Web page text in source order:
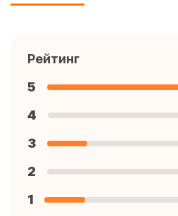
Рейтинг
5
4
3
2
1